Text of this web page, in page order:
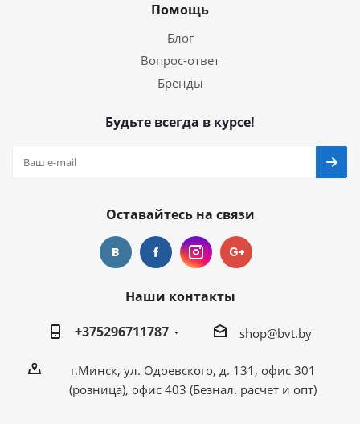
Помощь
Блог
Вопрос-ответ
Бренды
Будьте всегда в курсе!
Оставайтесь на связи
Наши контакты
+375296711787
shop@bvt.by
г.Минск, ул. Одоевского, д. 131, офис 301
(розница), офис 403 (Безнал. расчет и опт)